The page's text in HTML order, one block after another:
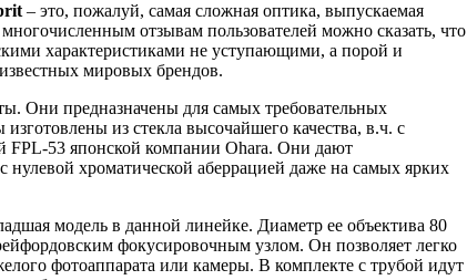
– это, пожалуй, самая сложная оптика, выпускаемая
отзывам пользователей можно сказать, что
характеристиками не уступающими, а порой и
мировых брендов.
Они предназначены для самых требовательных
из стекла высочайшего качества, в.ч. с
FPL-53 японской компании Ohara. Они дают
хроматической аберрацией даже на самых ярких
модель в данной линейке. Диаметр ее объектива 80
фокусировочным узлом. Он позволяет легко
фотоаппарата или камеры. В комплекте с трубой идут